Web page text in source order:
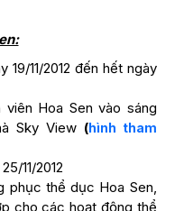
11/2012 đến hết ngày
Hoa Sen vào sáng
Sky View (hình tham
11/2012
phục thể dục Hoa Sen,
cho các hoạt động thể